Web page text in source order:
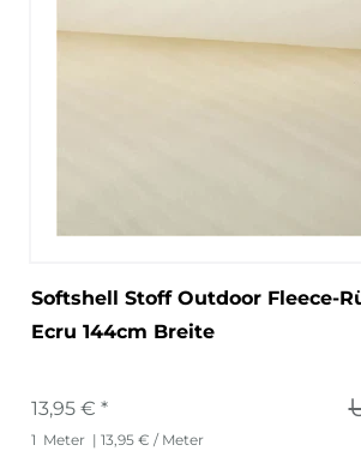
Softshell Stoff Outdoor Fleece-
Ecru 144cm Breite
13,95 € *
1 Meter | 13,95 € / Meter